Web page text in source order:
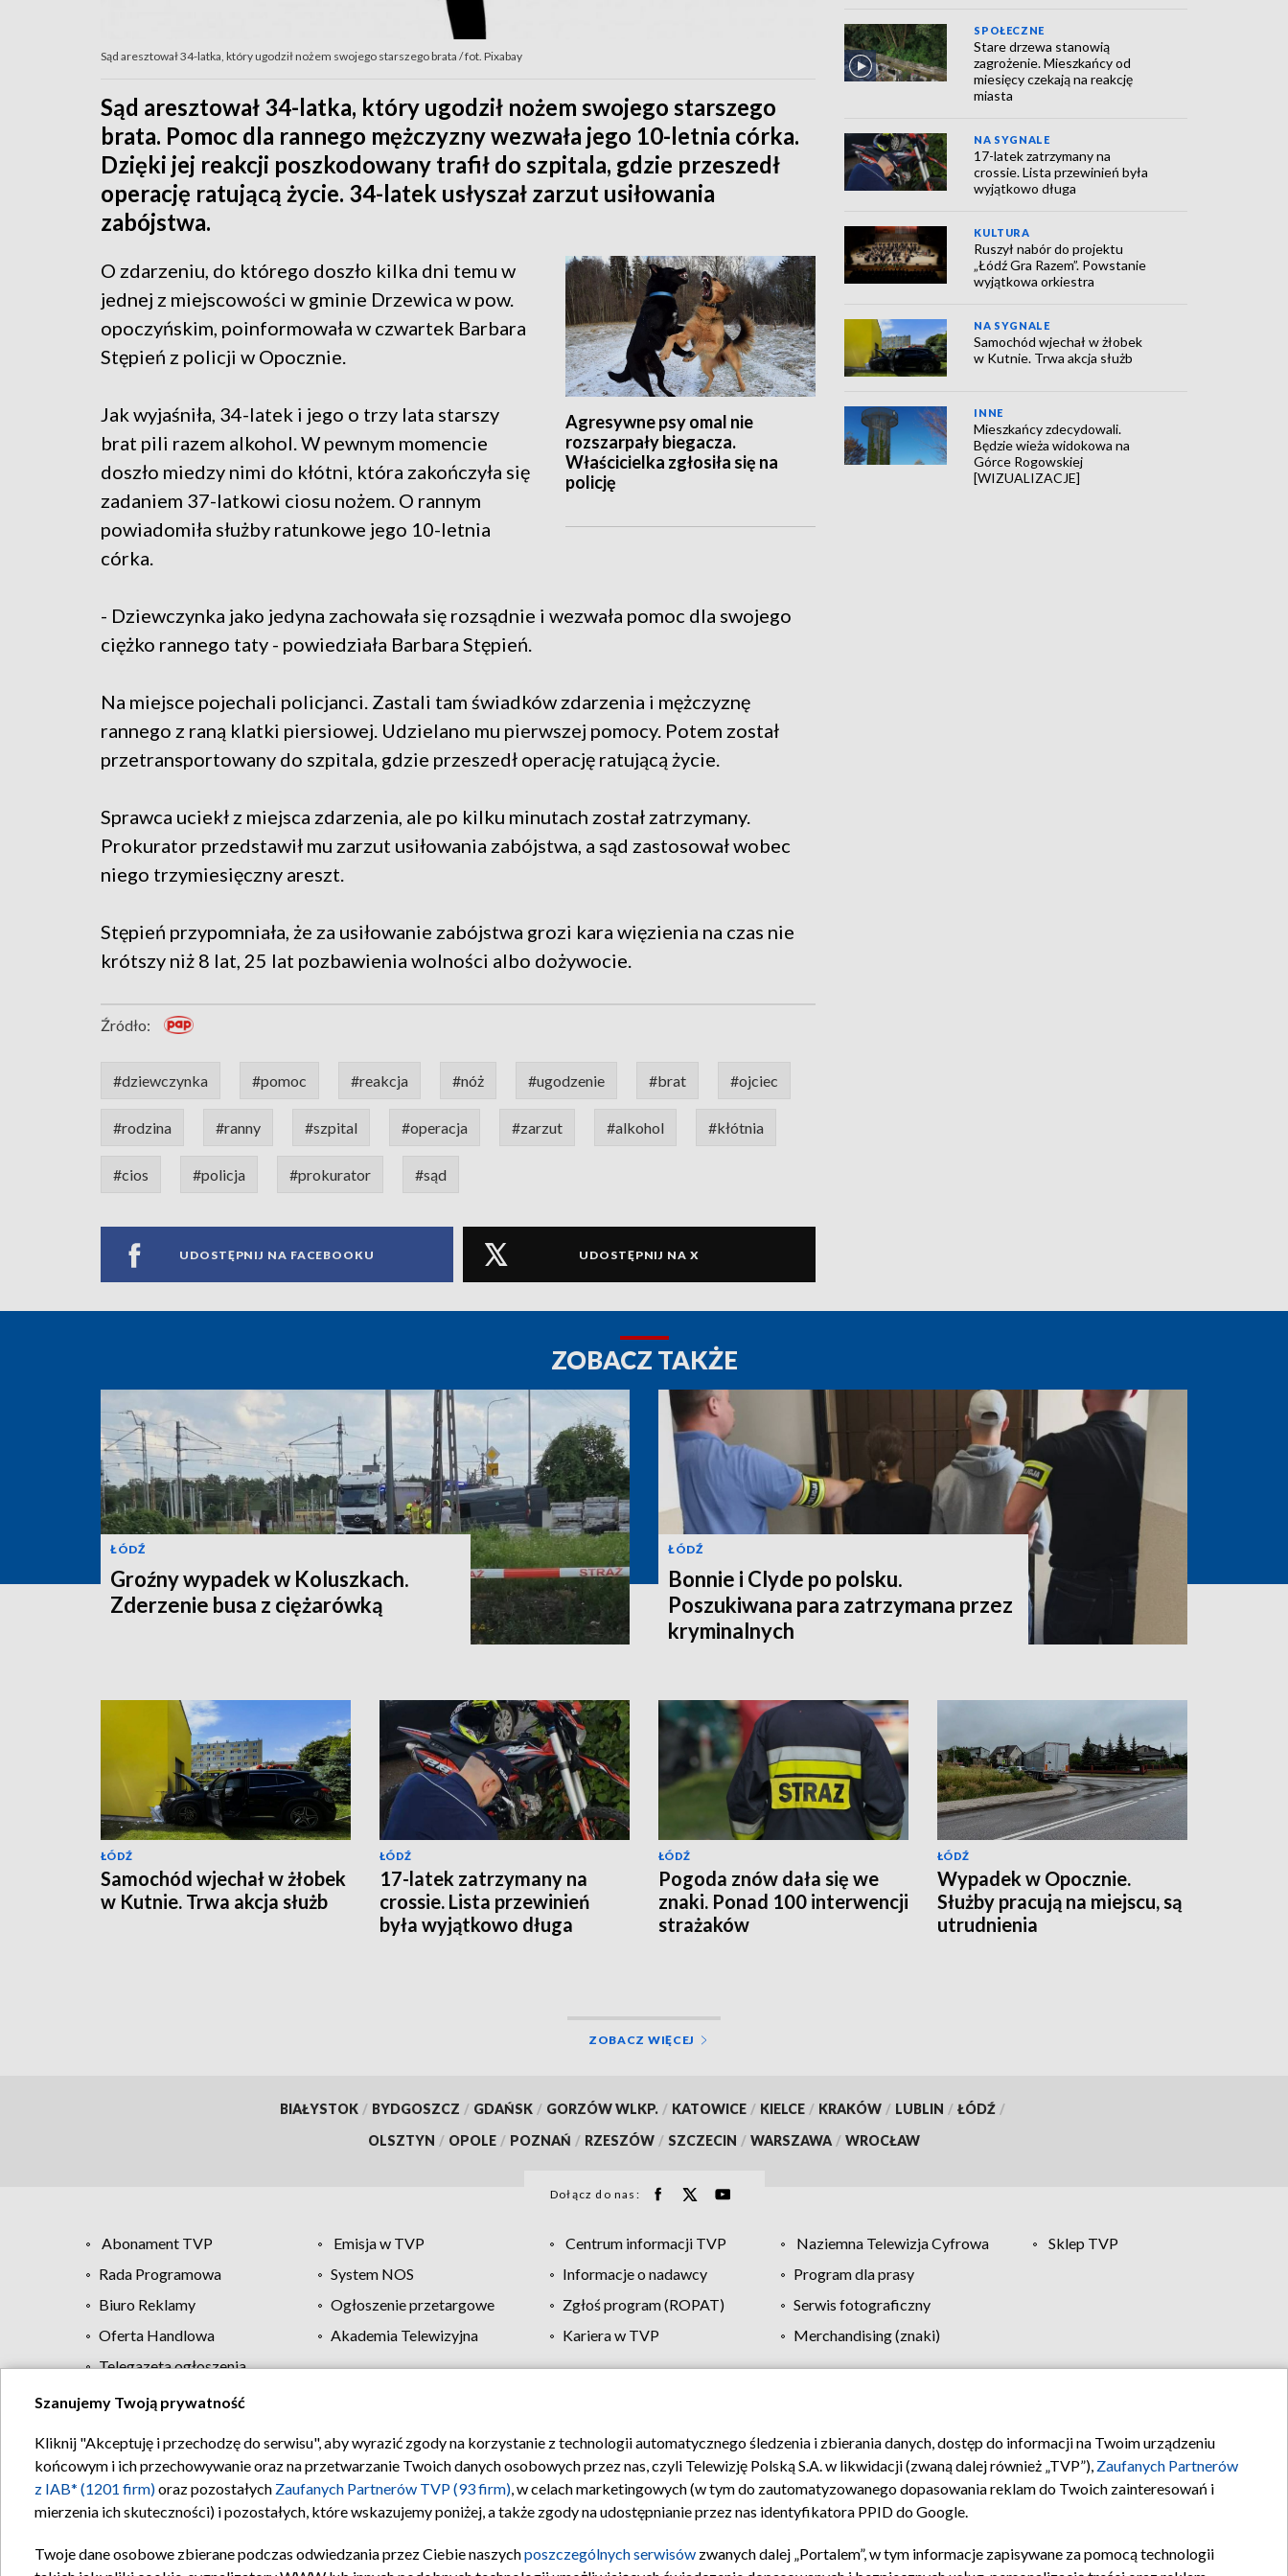
Sąd aresztował 34-latka, który ugodził nożem swojego starszego brata / fot. Pixabay
Sąd aresztował 34-latka, który ugodził nożem swojego starszego
brata. Pomoc dla rannego mężczyzny wezwała jego 10-letnia córka.
Dzięki jej reakcji poszkodowany trafił do szpitala, gdzie przeszedł
operację ratującą życie. 34-latek usłyszał zarzut usiłowania
zabójstwa.
Agresywne psy omal nie
rozszarpały biegacza.
Właścicielka zgłosiła się na
policję
O zdarzeniu, do którego doszło kilka dni temu w
jednej z miejscowości w gminie Drzewica w pow.
opoczyńskim, poinformowała w czwartek Barbara
Stępień z policji w Opocznie.
Jak wyjaśniła, 34-latek i jego o trzy lata starszy
brat pili razem alkohol. W pewnym momencie
doszło miedzy nimi do kłótni, która zakończyła się
zadaniem 37-latkowi ciosu nożem. O rannym
powiadomiła służby ratunkowe jego 10-letnia
córka.
- Dziewczynka jako jedyna zachowała się rozsądnie i wezwała pomoc dla swojego
ciężko rannego taty - powiedziała Barbara Stępień.
Na miejsce pojechali policjanci. Zastali tam świadków zdarzenia i mężczyznę
rannego z raną klatki piersiowej. Udzielano mu pierwszej pomocy. Potem został
przetransportowany do szpitala, gdzie przeszedł operację ratującą życie.
Sprawca uciekł z miejsca zdarzenia, ale po kilku minutach został zatrzymany.
Prokurator przedstawił mu zarzut usiłowania zabójstwa, a sąd zastosował wobec
niego trzymiesięczny areszt.
Stępień przypomniała, że za usiłowanie zabójstwa grozi kara więzienia na czas nie
krótszy niż 8 lat, 25 lat pozbawienia wolności albo dożywocie.
Źródło:
#dziewczynka #pomoc #reakcja #nóż #ugodzenie #brat #ojciec
#rodzina #ranny #szpital #operacja #zarzut #alkohol #kłótnia
#cios #policja #prokurator #sąd
UDOSTĘPNIJ NA FACEBOOKU UDOSTĘPNIJ NA X
SPOŁECZNE
Stare drzewa stanowią
zagrożenie. Mieszkańcy od
miesięcy czekają na reakcję
miasta
NA SYGNALE
17-latek zatrzymany na
crossie. Lista przewinień była
wyjątkowo długa
KULTURA
Ruszył nabór do projektu
„Łódź Gra Razem”. Powstanie
wyjątkowa orkiestra
NA SYGNALE
Samochód wjechał w żłobek
w Kutnie. Trwa akcja służb
INNE
Mieszkańcy zdecydowali.
Będzie wieża widokowa na
Górce Rogowskiej
[WIZUALIZACJE]
ZOBACZ TAKŻE
ŁÓDŹ
Groźny wypadek w Koluszkach.
Zderzenie busa z ciężarówką
ŁÓDŹ
Bonnie i Clyde po polsku.
Poszukiwana para zatrzymana przez
kryminalnych
ŁÓDŹ
Samochód wjechał w żłobek
w Kutnie. Trwa akcja służb
ŁÓDŹ
17-latek zatrzymany na
crossie. Lista przewinień
była wyjątkowo długa
ŁÓDŹ
Pogoda znów dała się we
znaki. Ponad 100 interwencji
strażaków
ŁÓDŹ
Wypadek w Opocznie.
Służby pracują na miejscu, są
utrudnienia
ZOBACZ WIĘCEJ
BIAŁYSTOK / BYDGOSZCZ / GDAŃSK / GORZÓW WLKP. / KATOWICE / KIELCE / KRAKÓW / LUBLIN / ŁÓDŹ /
OLSZTYN / OPOLE / POZNAŃ / RZESZÓW / SZCZECIN / WARSZAWA / WROCŁAW
Dołącz do nas:
Abonament TVP Emisja w TVP Centrum informacji TVP Naziemna Telewizja Cyfrowa
Sklep TVP
Rada Programowa
System NOS Informacje o nadawcy
Program dla prasy
Biuro Reklamy
Ogłoszenie przetargowe Zgłoś program (ROPAT)
Serwis fotograficzny
Oferta Handlowa
Akademia Telewizyjna Kariera w TVP
Merchandising (znaki)
Telegazeta ogłoszenia
Regulamin TVP Polityka prywatności Moje zgody Pomoc Biuro reklamy Kontakt
Szanujemy Twoją prywatność
Kliknij "Akceptuję i przechodzę do serwisu", aby wyrazić zgody na korzystanie z technologii automatycznego śledzenia i zbierania danych, dostęp do informacji na Twoim urządzeniu
końcowym i ich przechowywanie oraz na przetwarzanie Twoich danych osobowych przez nas, czyli Telewizję Polską S.A. w likwidacji (zwaną dalej również „TVP”), Zaufanych Partnerów
z IAB* (1201 firm)oraz pozostałych Zaufanych Partnerów TVP (93 firm), w celach marketingowych (w tym do zautomatyzowanego dopasowania reklam do Twoich zainteresowań i
mierzenia ich skuteczności) i pozostałych, które wskazujemy poniżej, a także zgody na udostępnianie przez nas identyfikatora PPID do Google.
Twoje dane osobowe zbierane podczas odwiedzania przez Ciebie naszychposzczególnych serwisów zwanych dalej „Portalem”, w tym informacje zapisywane za pomocą technologii